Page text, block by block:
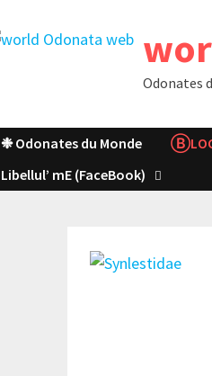
Odonates
❉ Odonates du Monde
Libellul’ mE (FaceBook)